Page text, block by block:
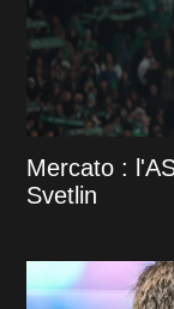
Mercato :
Svetlin